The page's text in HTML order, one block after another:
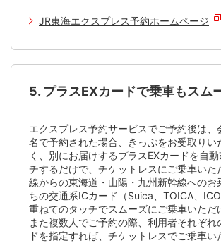
JR東海エクスプレス予約ホームページ
5. プラスEXカードで乗車もスム
エクスプレス予約サービスでご予約後は、
名で予約された場合、きっぷをお受取りい
く、別にお届けするプラスEXカードを自
チするだけで、チケットレスにご乗車いた
線からの東海道・山陽・九州新幹線へのお
ちの交通系ICカード（Suica、TOICA、
重ねてのタッチでスムーズにご乗車いただ
また複数人でご予約の際、利用者それぞれ
ドを指定すれば、チケットレスでご乗車い